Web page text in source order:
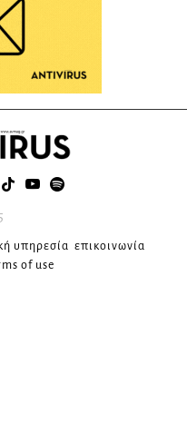
υπηρεσία επικοινωνία
of use